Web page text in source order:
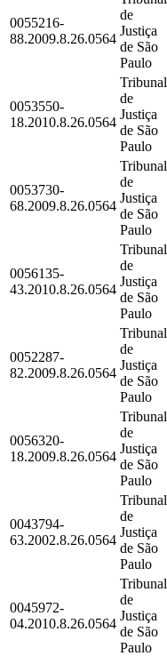
0055216-
88.2009.8.26.0564
de
Justiça
de São
Paulo
0053550-
18.2010.8.26.0564
Tribunal
de
Justiça
de São
Paulo
0053730-
68.2009.8.26.0564
Tribunal
de
Justiça
de São
Paulo
0056135-
43.2010.8.26.0564
Tribunal
de
Justiça
de São
Paulo
0052287-
82.2009.8.26.0564
Tribunal
de
Justiça
de São
Paulo
0056320-
18.2009.8.26.0564
Tribunal
de
Justiça
de São
Paulo
0043794-
63.2002.8.26.0564
Tribunal
de
Justiça
de São
Paulo
0045972-
04.2010.8.26.0564
Tribunal
de
Justiça
de São
Paulo